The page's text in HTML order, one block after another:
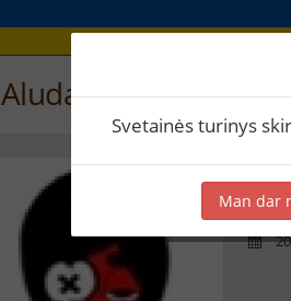
Aludario paskyra
Svetainės turinys
Man dar